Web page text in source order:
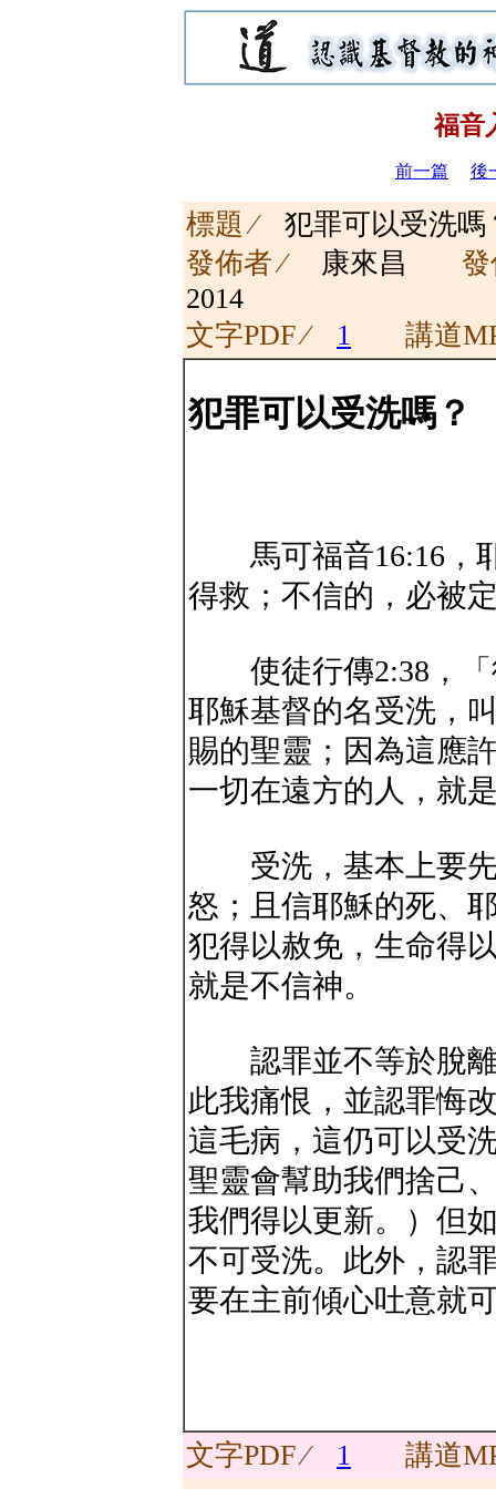
福音
前一篇 後
標題 ∕犯罪可以受
發佈者 ∕
康來昌
2014
文字PDF ∕ 1 講道
犯罪可以受洗嗎？
馬可福音16:16，
得救；不信的，必被
使徒行傳2:38，「
耶穌基督的名受洗，
賜的聖靈；因為這應
一切在遠方的人，就
受洗，基本上要先
怒；且信耶穌的死、
犯得以赦免，生命得
就是不信神。
認罪並不等於脫離
此我痛恨，並認罪悔
這毛病，這仍可以受
聖靈會幫助我們捨己
我們得以更新。）但
不可受洗。此外，認
要在主前傾心吐意就
文字PDF ∕ 1 講道